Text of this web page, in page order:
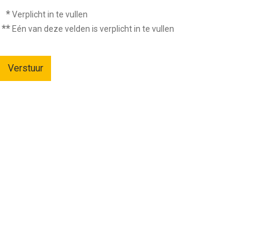
*Verplicht in te vullen
** Eén van deze velden is verplicht in te vullen